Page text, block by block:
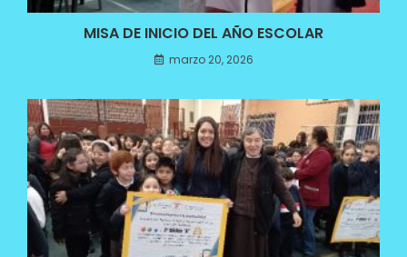
MISA DE INICIO DEL AÑO ESCOLAR
marzo 20, 2026